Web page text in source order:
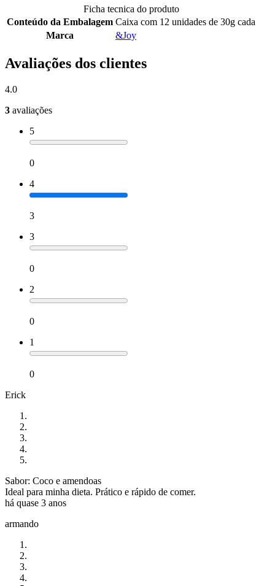
Ficha tecnica do produto
Conteúdo da Embalagem Caixa com 12 unidades de 30g cada
Marca
&Joy
Avaliações dos clientes
4.0
3 avaliações
5
0
4
3
3
0
2
0
1
0
Erick
Sabor: Coco e amendoas
Ideal para minha dieta. Prático e rápido de comer.
há quase 3 anos
armando